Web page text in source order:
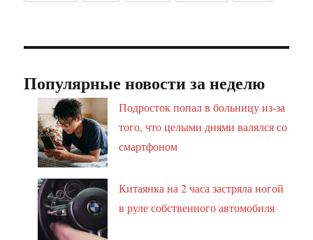
Популярные новости за неделю
Подросток попал в больницу из-за
того, что целыми днями валялся со
смартфоном
Китаянка на 2 часа застряла ногой
в руле собственного автомобиля